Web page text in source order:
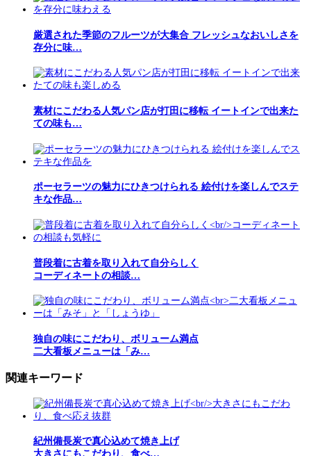
厳選された季節のフルーツが大集合 フレッシュなおいしさを
存分に味…
素材にこだわる人気パン店が打田に移転 イートインで出来た
ての味も…
ポーセラーツの魅力にひきつけられる 絵付けを楽しんでステ
キな作品…
普段着に古着を取り入れて自分らしく
コーディネートの相談…
独自の味にこだわり、ボリューム満点
二大看板メニューは「み…
関連キーワード
紀州備長炭で真心込めて焼き上げ
大きさにもこだわり、食べ…